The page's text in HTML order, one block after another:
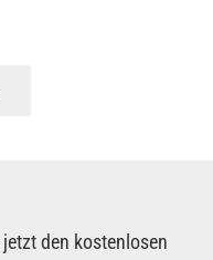
den kostenlosen